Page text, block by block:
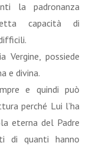
la padronanza
capacità di
possiede
e divina.
e quindi può
perché Lui l’ha
eterna del Padre
di quanti hanno